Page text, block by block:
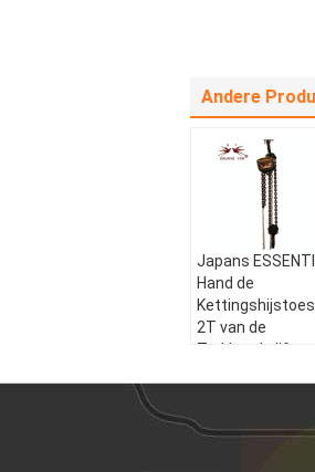
Andere
Japans
Hand de
2T van de
Trekkrachtlift
Opheffende
Duits-Kwaliteit